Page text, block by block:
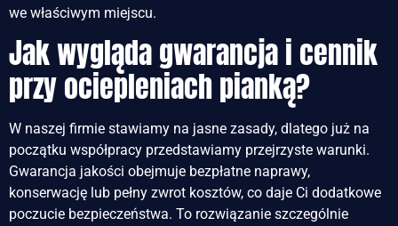
we właściwym miejscu.
Jak wygląda gwarancja i cennik
przy ociepleniach pianką?
W naszej firmie stawiamy na jasne zasady, dlatego już na
początku współpracy przedstawiamy przejrzyste warunki.
Gwarancja jakości obejmuje bezpłatne naprawy,
konserwację lub pełny zwrot kosztów, co daje Ci dodatkowe
poczucie bezpieczeństwa. To rozwiązanie szczególnie